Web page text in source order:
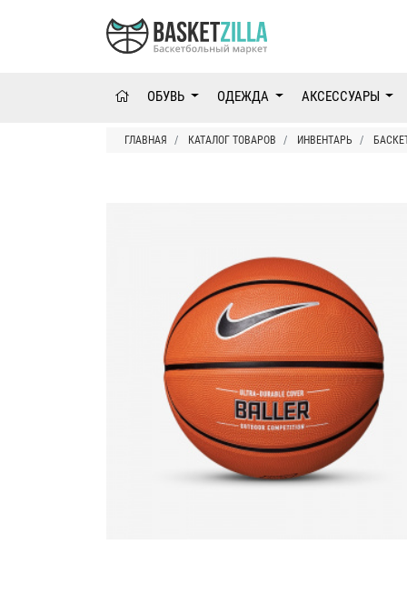
ОБУВЬ ОДЕЖДА АКСЕССУАРЫ
ГЛАВНАЯ КАТАЛОГ ТОВАРОВ ИНВЕНТАРЬ